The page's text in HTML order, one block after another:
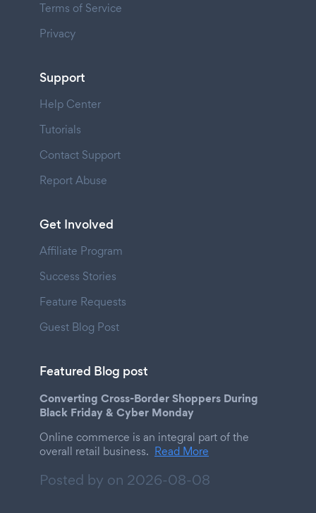
Terms of Service
Privacy
Support
Help Center
Tutorials
Contact Support
Report Abuse
Get Involved
Affiliate Program
Success Stories
Feature Requests
Guest Blog Post
Featured Blog post
Converting Cross-Border Shoppers During
Black Friday & Cyber Monday
Online commerce is an integral part of the
overall retail business. Read More
Posted by on 2026-08-08